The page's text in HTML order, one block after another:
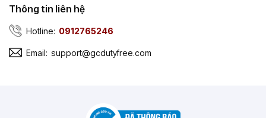
Thông tin liên hệ
Hotline: 0912765246
Email: support@gcdutyfree.com